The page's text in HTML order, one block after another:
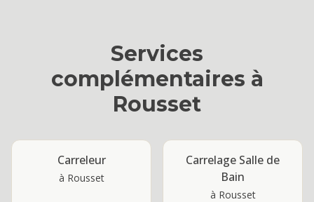
Services
complémentaires à
Rousset
Carreleur
à Rousset
Carrelage Salle de
Bain
à Rousset